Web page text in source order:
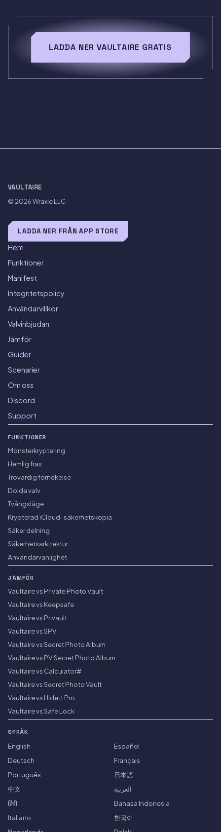
LADDA NER VAULTAIRE GRATIS
VAULTAIRE
© 2026Wraxle LLC
LADDA NER FRÅN APP STORE
Hem
Funktioner
Manifest
Integritetspolicy
Användarvillkor
Valvinbjudan
Jämför
Guider
Scenarier
Om oss
Discord
Support
FUNKTIONER
Mönsterkryptering
Hemlig fras
Trovärdig förnekelse
Dolda valv
Tvångsläge
Krypterad iCloud-säkerhetskopia
Säker delning
Säkerhetsarkitektur
Användarvänlighet
JÄMFÖR
Vaultaire vs Private Photo Vault
Vaultaire vs Keepsafe
Vaultaire vs Privault
Vaultaire vs SPV
Vaultaire vs Secret Photo Album
Vaultaire vs PV Secret Photo Album
Vaultaire vs Calculator#
Vaultaire vs Secret Photo Vault
Vaultaire vs Hide it Pro
Vaultaire vs Safe Lock
SPRÅK
English
Español
Deutsch
Français
Português
日本語
中文
العربية
हिंदी
Bahasa Indonesia
Italiano
한국어